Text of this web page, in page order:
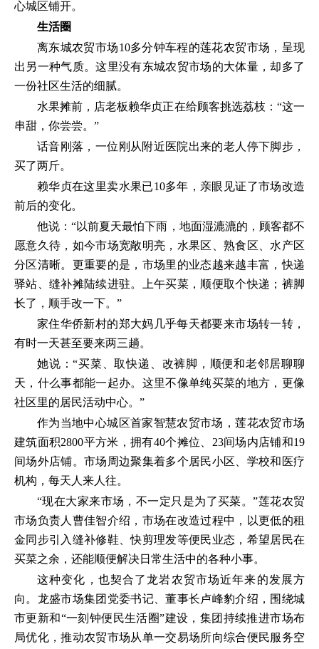
心城区铺开。
生活圈
离东城农贸市场10多分钟车程的莲花农贸市场，呈现
出另一种气质。这里没有东城农贸市场的大体量，却多了
一份社区生活的细腻。
水果摊前，店老板赖华贞正在给顾客挑选荔枝：“这一
串甜，你尝尝。”
话音刚落，一位刚从附近医院出来的老人停下脚步，
买了两斤。
赖华贞在这里卖水果已10多年，亲眼见证了市场改造
前后的变化。
他说：“以前夏天最怕下雨，地面湿漉漉的，顾客都不
愿意久待，如今市场宽敞明亮，水果区、熟食区、水产区
分区清晰。更重要的是，市场里的业态越来越丰富，快递
驿站、缝补摊陆续进驻。上午买菜，顺便取个快递；裤脚
长了，顺手改一下。”
家住华侨新村的郑大妈几乎每天都要来市场转一转，
有时一天甚至要来两三趟。
她说：“买菜、取快递、改裤脚，顺便和老邻居聊聊
天，什么事都能一起办。这里不像单纯买菜的地方，更像
社区里的居民活动中心。”
作为当地中心城区首家智慧农贸市场，莲花农贸市场
建筑面积2800平方米，拥有40个摊位、23间场内店铺和19
间场外店铺。市场周边聚集着多个居民小区、学校和医疗
机构，每天人来人往。
“现在大家来市场，不一定只是为了买菜。”莲花农贸
市场负责人曹佳智介绍，市场在改造过程中，以更低的租
金同步引入缝补修鞋、快剪理发等便民业态，希望居民在
买菜之余，还能顺便解决日常生活中的各种小事。
这种变化，也契合了龙岩农贸市场近年来的发展方
向。龙盛市场集团党委书记、董事长卢峰豹介绍，围绕城
市更新和“一刻钟便民生活圈”建设，集团持续推进市场布
局优化，推动农贸市场从单一交易场所向综合便民服务空